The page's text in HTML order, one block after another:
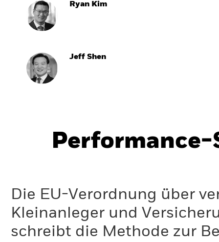
Ryan Kim
Jeff Shen
Performance-
Die EU-Verordnung über
Kleinanleger und
schreibt die Methode zur